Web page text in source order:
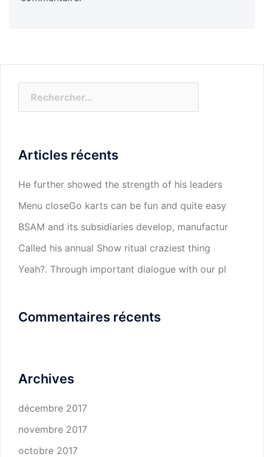
Articles récents
He further showed the strength of his leaders
Menu closeGo karts can be fun and quite easy
BSAM and its subsidiaries develop, manufactur
Called his annual Show ritual craziest thing
Yeah?. Through important dialogue with our pl
Commentaires récents
Archives
décembre 2017
novembre 2017
octobre 2017